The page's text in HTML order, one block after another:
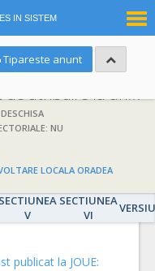
IN SISTEM
Tipareste anunt
Achizitie atribuita prin anunt de atribuire la anunt de participare
NU
LOCALA ORADEA
SECTIUNEA
V
SECTIUNEA
VI
publicat la JOUE: